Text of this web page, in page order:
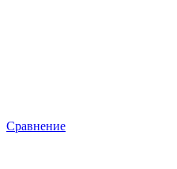
Сравнение